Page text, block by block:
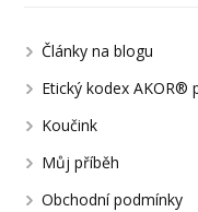
Články na blogu
Etický kodex
Koučink
Můj příběh
Obchodní podmínky